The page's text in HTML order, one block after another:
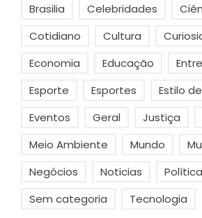
Brasilia
Celebridades
Cotidiano
Cultura
Economia
Educação
Esporte
Esportes
Estilo
Eventos
Geral Justiça
Meio Ambiente
Mundo
Negócios
Noticias Política
Sem categoria
Tecnologia